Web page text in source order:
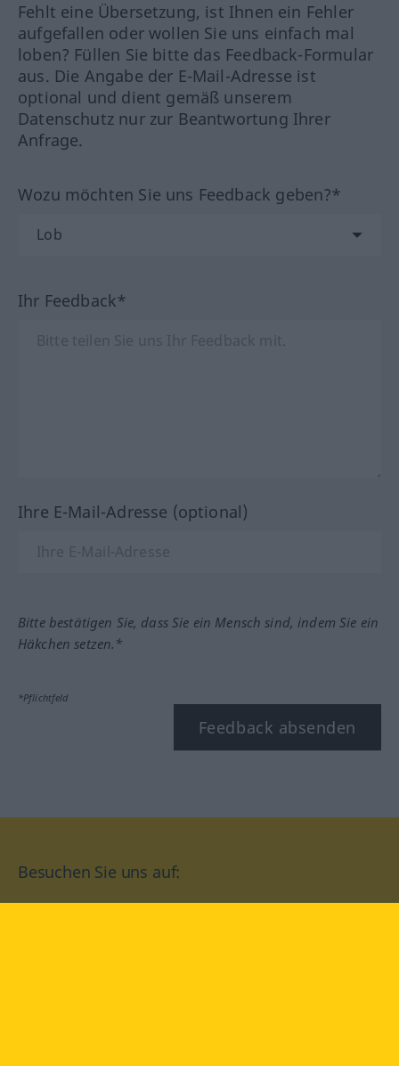
Fehlt eine Übersetzung, ist Ihnen ein Fehler
aufgefallen oder wollen Sie uns einfach mal
loben? Füllen Sie bitte das Feedback-Formular
aus. Die Angabe der E-Mail-Adresse ist
optional und dient gemäß unserem
Datenschutz nur zur Beantwortung Ihrer
Anfrage.
Wozu möchten Sie uns Feedback geben?*
Ihr Feedback*
Ihre E-Mail-Adresse (optional)
Bitte bestätigen Sie, dass Sie ein Mensch sind, indem Sie ein
Häkchen setzen.*
*Pflichtfeld
Feedback absenden
Besuchen Sie uns auf: